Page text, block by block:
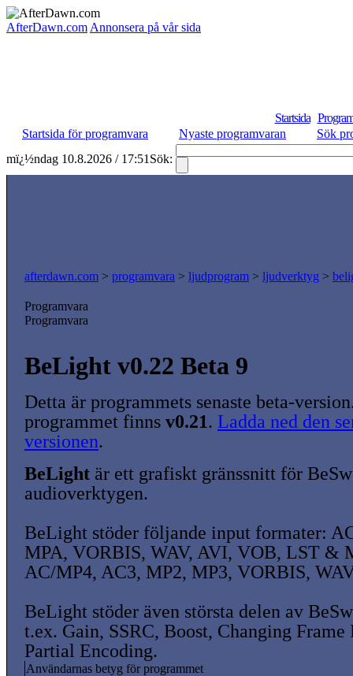
AfterDawn.com Annonsera på vår sida
Startsida
Startsida för programvara
Nyaste programvaran
Sök
mï¿½ndag 10.8.2026 / 17:51 Sök:
afterdawn.com > programvara > ljudprogram > ljudverktyg >
Programvara
Programvara
BeLight v0.22 Beta 9
Detta är programmets senaste beta-
programmet finns v0.21. Ladda ned den
versionen.
BeLight är ett grafiskt gränssnitt för
audioverktygen.
BeLight stöder följande input formater:
MPA, VORBIS, WAV, AVI, VOB, LST &
AC/MP4, AC3, MP2, MP3, VORBIS,
BeLight stöder även största delen av
t.ex. Gain, SSRC, Boost, Changing Frame
Partial Encoding.
Användarnas betyg för programmet